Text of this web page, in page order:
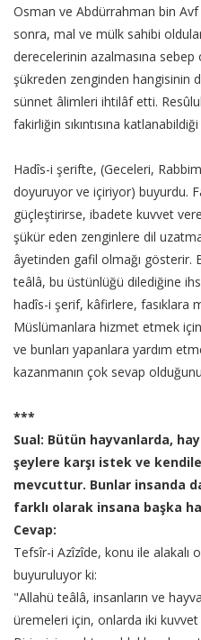
Osman ve Abdürrahman bin
sonra, mal ve mülk sahibi
derecelerinin azalmasına sebep
şükreden zenginden hangisinin
sünnet âlimleri ihtilâf etti.
fakirliğin sıkıntısına
Hadîs-i şerifte, (Geceleri,
doyuruyor ve içiriyor) buyurdu.
güçleştirirse, ibadete kuvvet
şükür eden zenginlere dil
âyetinden gafil olmağı gösterir.
teâlâ, bu üstünlüğü dilediğine
hadîs-i şerif, kâfirlere, fasıklara
Müslümanlara hizmet etmek
ve bunları yapanlara yardım
kazanmanın çok sevap
***
Sual: Bütün hayvanlarda,
şeylere karşı istek ve
mevcuttur. Bunlar insanda
farklı olarak insana başka
Cevap:
Tefsîr-i Azîzîde, konu ile alakalı
buyuruluyor ki:
"Allahü teâlâ, insanların ve
üremeleri için, onlarda iki kuvvet